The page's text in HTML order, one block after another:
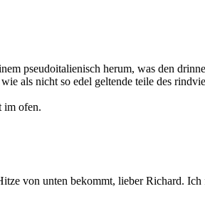
pseudoitalienisch herum, was den
als nicht so edel geltende teile des
im ofen.
von unten bekommt, lieber Richard. Ich